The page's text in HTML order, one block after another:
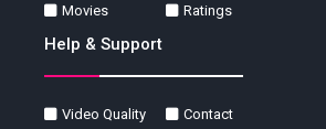
Movies
Ratings
Help & Support
Video Quality Contact